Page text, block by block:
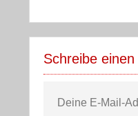
Schreibe
Deine E-Mail-